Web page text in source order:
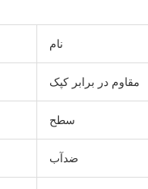
نام
مقاوم در برابر کپک
سطح
ضدآب